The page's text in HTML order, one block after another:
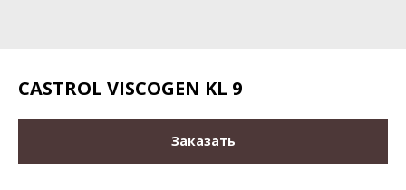
CASTROL VISCOGEN KL 9
Заказать